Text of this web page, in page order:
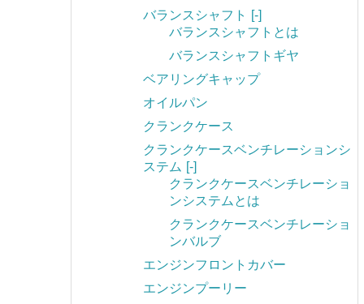
バランスシャフト
[-]
バランスシャフトとは
バランスシャフトギヤ
ベアリングキャップ
オイルパン
クランクケース
クランクケースベンチレーションシ
ステム [-]
クランクケースベンチレーショ
ンシステムとは
クランクケースベンチレーショ
ンバルブ
エンジンフロントカバー
エンジンプーリー